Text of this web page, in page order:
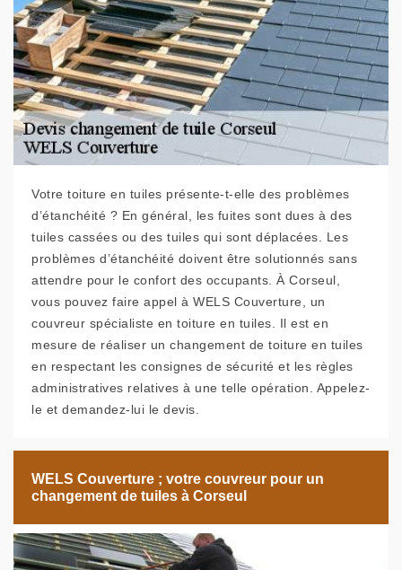
Votre toiture en tuiles présente-t-elle des problèmes
d’étanchéité ? En général, les fuites sont dues à des
tuiles cassées ou des tuiles qui sont déplacées. Les
problèmes d’étanchéité doivent être solutionnés sans
attendre pour le confort des occupants. À Corseul,
vous pouvez faire appel à WELS Couverture, un
couvreur spécialiste en toiture en tuiles. Il est en
mesure de réaliser un changement de toiture en tuiles
en respectant les consignes de sécurité et les règles
administratives relatives à une telle opération. Appelez-
le et demandez-lui le devis.
WELS Couverture ; votre couvreur pour un
changement de tuiles à Corseul